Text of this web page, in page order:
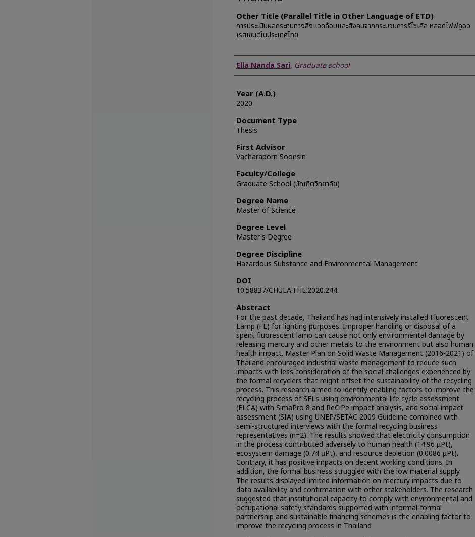
Other Title (Parallel Title in Other Language of ETD)
การประเมินผลกระทบทางสิ่งแวดล้อมและสังคมจากกระบวนการรีไซเคิล หลอดไฟฟลูออ
เรสเซนต์ในประเทศไทย
Author
Ella Nanda Sari, Graduate school
Year (A.D.)
2020
Document Type
Thesis
First Advisor
Vacharaporn Soonsin
Faculty/College
Graduate School (บัณฑิตวิทยาลัย)
Degree Name
Master of Science
Degree Level
Master's Degree
Degree Discipline
Hazardous Substance and Environmental Management
DOI
10.58837/CHULA.THE.2020.244
Abstract
For the past decade, Thailand has had intensively installed Fluorescent
Lamp (FL) for lighting purposes. Improper handling or disposal of a
spent fluorescent lamp can cause not only environmental damage by
releasing mercury and other metals to the environment but also human
health impact. Master Plan on Solid Waste Management (2016-2021) of
Thailand encouraged industrial waste management to reduce such
impacts with less consideration of the social challenges experienced by
the formal recyclers that might offset the sustainability of the recycling
process. This research aimed to identify enabling factors to improve the
recycling process of SFLs using environmental life cycle assessment
(ELCA) with SimaPro 8 and ReCiPe impact analysis, and social impact
assessment (SIA) using UNEP/SETAC 2009 Guideline combined with
semi-structured interviews with the formal recycling business
representatives (n=2). The results showed that electricity consumption
in the process contributed adversely to human health (14.96 µPt),
ecosystem damage (0.74 µPt), and resource depletion (0.0086 µPt).
Contrary, it has positive impacts on decent working conditions. In
addition, the formal business struggled with the low material supply.
The results displayed limited information on mercury impacts due to
data availability and confirmation with other stakeholders. The research
suggested that institutional capacity to comply with environmental and
occupational safety standards supported with informal-formal
partnership and sustainable financing schemes is the enabling factor to
improve the recycling process in Thailand